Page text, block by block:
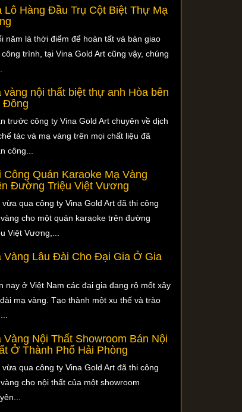
Lô Hàng Đầu Trụ Cột Biệt Thự Mạ
năm là thời điểm để hoàn tất và bàn giao
công trình, tại Vina Gold Art cũng vậy, chúng
vàng nội thất biệt thự anh Hòa bên
Đông
trước công ty Vina Gold Art chuyên về dịch
tác và mạ vàng trên mọi chất liệu đã
công...
Công Quán Karaoke Mạ Vàng
Đường Triệu Việt Vương
qua công ty Vina Gold Art đã thi công
cho một quán karaoke trên đường
Việt Vương,...
Vàng Lâu Đài Cho Đại Gia Ở Gia
nay ở Việt Nam các đại gia đang rộ mốt xây
mạ vàng. Tạo thành một xu thế và trào
Vàng Nội Thất Showroom Bán Nội
Ở Thành Phố Hải Phòng
qua công ty Vina Gold Art đã thi công
cho nội thất của một showroom